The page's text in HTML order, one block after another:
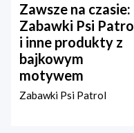
Zawsze na czasie:
Zabawki Psi Patrol
i inne produkty z
bajkowym
motywem
Zabawki Psi Patrol